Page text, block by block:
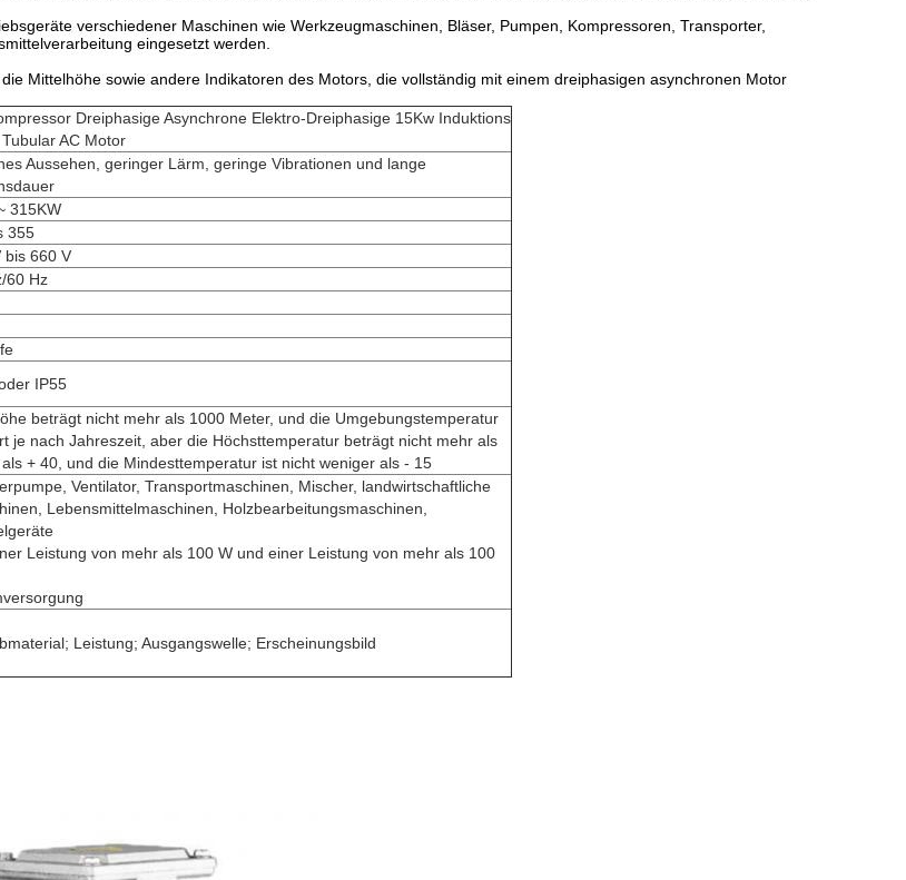
verschiedener Maschinen wie Werkzeugmaschinen, Bläser, Pumpen, Kompressoren, Transporter,
eingesetzt werden.
Mittelhöhe sowie andere Indikatoren des Motors, die vollständig mit einem dreiphasigen asynchronen Motor
Dreiphasige Asynchrone Elektro-Dreiphasige 15Kw Induktions
AC Motor
Aussehen, geringer Lärm, geringe Vibrationen und lange
315KW
355
bis 660 V
60 Hz
IP55
beträgt nicht mehr als 1000 Meter, und die Umgebungstemperatur
je nach Jahreszeit, aber die Höchsttemperatur beträgt nicht mehr als
+ 40, und die Mindesttemperatur ist nicht weniger als - 15
Ventilator, Transportmaschinen, Mischer, landwirtschaftliche
Lebensmittelmaschinen, Holzbearbeitungsmaschinen,
Leistung von mehr als 100 W und einer Leistung von mehr als 100
Leistung; Ausgangswelle; Erscheinungsbild